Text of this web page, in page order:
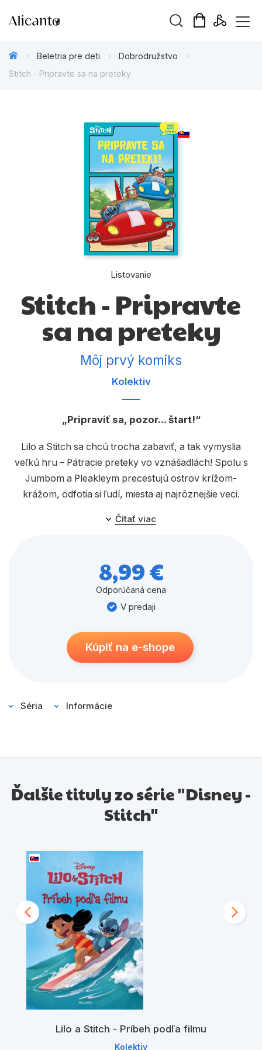
Beletria pre deti
Beletria pre dospelých
Darčekové publikácie
Doplnkový sortiment
Kalendáre, diáre
Počítače
Poézia
Populárno - náučné pre deti
Výchova a pedagogika
Všetky kategórie
Beletria pre deti
Dobrodružstvo
Stitch - Pripravte sa na preteky
Listovanie
Stitch - Pripravte
sa na preteky
Môj prvý komiks
Kolektiv
Pripraviť sa, pozor... štart!
Lilo a Stitch sa chcú trocha zabaviť, a tak vymyslia
veľkú hru – Pátracie preteky vo vznášadlách! Spolu s
Jumbom a Pleakleym precestujú ostrov krížom-
krážom, odfotia si ľudí, miesta aj najrôznejšie veci.
skríži cestu nielen Jumbov dávny protivník, ale aj
dokážu čítať samé. Príbehy sú jednoduché a
zrozumiteľné a majú vhodnú dĺžku pre malých
čitateľov. S obľúbeným mimozemšťanom pôjde deťom
Čítať viac
8,99 €
Odporúčaná cena
V predaji
Kúpiť na e-shope
Séria Informácie
Ďalšie tituly zo série "Disney -
Stitch"
Lilo a Stitch - Príbeh podľa filmu
Kolektiv